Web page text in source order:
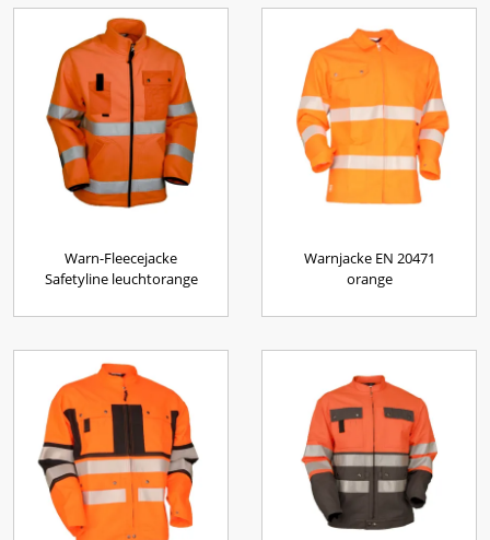
Warn-Fleecejacke
Safetyline leuchtorange
Warnjacke EN 20471
orange